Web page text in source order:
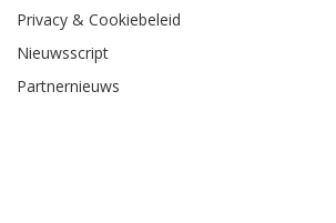
Privacy & Cookiebeleid
Nieuwsscript
Partnernieuws